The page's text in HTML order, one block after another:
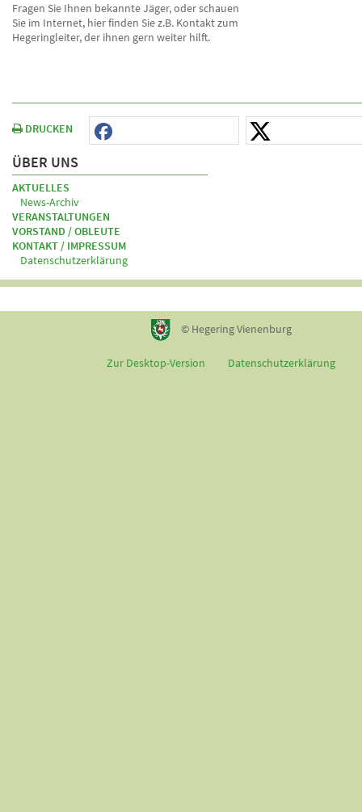
Fragen Sie Ihnen bekannte Jäger, oder schauen
Sie im Internet, hier finden Sie z.B. Kontakt zum
Hegeringleiter, der ihnen gern weiter hilft.
DRUCKEN
ÜBER UNS
AKTUELLES
News-Archiv
VERANSTALTUNGEN
VORSTAND / OBLEUTE
KONTAKT / IMPRESSUM
Datenschutzerklärung
© Hegering Vienenburg
Zur Desktop-Version Datenschutzerklärung